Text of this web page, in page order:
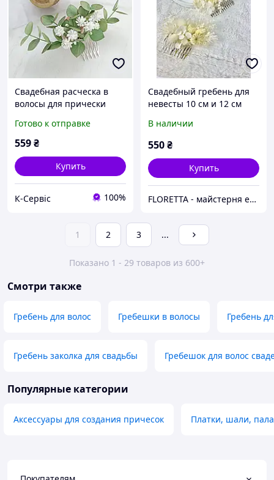
Свадебная расческа в
волосы для прически
Готово к отправке
559₴
Купить
К-Сервіс 100%
Свадебный гребень для
невесты 10 см и 12 см
В наличии
550₴
Купить
FLORETTA - майстерня емоцій
1 2 3 ...
Показано 1 - 29 товаров из 600+
Смотри также
Гребень для волос Гребешки в волосы Гребень
Гребень заколка для свадьбы Гребешок для волос
Популярные категории
Аксессуары для создания причесок Платки, шали,